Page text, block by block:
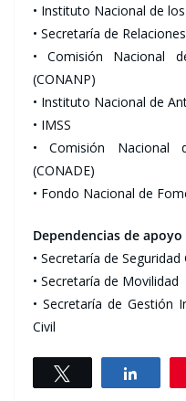
• Instituto Nacional de
• Secretaría de
• Comisión Nacional
(CONANP)
• Instituto Nacional de
• IMSS
• Comisión Nacional
(CONADE)
• Fondo Nacional de
Dependencias de
• Secretaría de Seguridad
• Secretaría de Movilidad
• Secretaría de Gestión
Civil